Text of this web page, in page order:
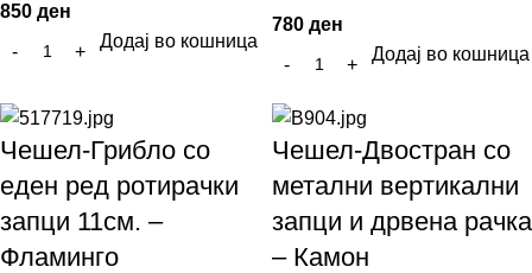
850 ден
Додај во кошница
780 ден
Додај во кошница
Чешел-Грибло со
еден ред ротирачки
запци 11см. –
Фламинго
Чешел-Двостран со
метални вертикални
запци и дрвена рачка
– Камон